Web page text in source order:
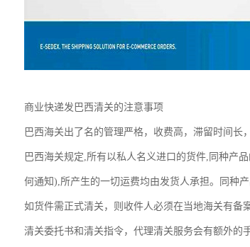
商业快递发巴西清关的注意事项
巴西海关出了名的管理严格，收费高，滞留时间长
巴西海关规定,所有以私人名义进口的货件,同种产
何通知),所产生的一切运费均由发货人承担。同种
如货件需正式清关，则收件人必须在当地海关有备
清关委托书和清关指令，代理清关服务会有额外的